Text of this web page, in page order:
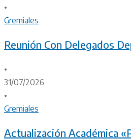
•
Gremiales
Reunión Con Delegados
•
31/07/2026
•
Gremiales
Actualización Académica